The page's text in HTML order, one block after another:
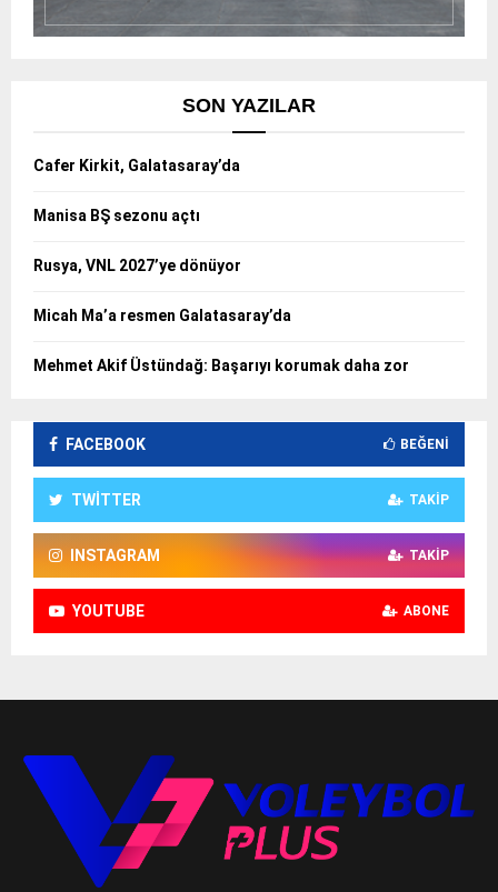
SON YAZILAR
Cafer Kirkit, Galatasaray’da
Manisa BŞ sezonu açtı
Rusya, VNL 2027’ye dönüyor
Micah Ma’a resmen Galatasaray’da
Mehmet Akif Üstündağ: Başarıyı korumak daha zor
FACEBOOK BEĞENI
TWITTER TAKIP
INSTAGRAM TAKIP
YOUTUBE ABONE